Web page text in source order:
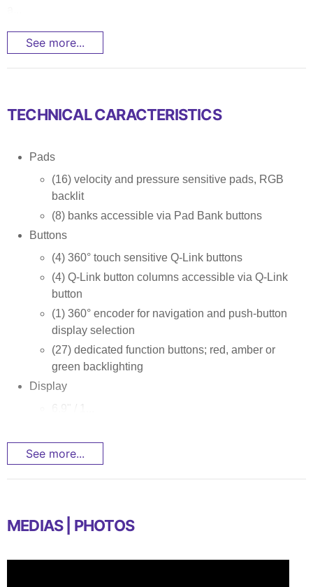
See more...
TECHNICAL CARACTERISTICS
Pads
(16) velocity and pressure sensitive pads, RGB
backlit
(8) banks accessible via Pad Bank buttons
Buttons
(4) 360° touch sensitive Q-Link buttons
(4) Q-Link button columns accessible via Q-Link
button
(1) 360° encoder for navigation and push-button
display selection
(27) dedicated function buttons; red, amber or
green backlighting
Display
6.9" / 1...
See more...
MEDIAS | PHOTOS